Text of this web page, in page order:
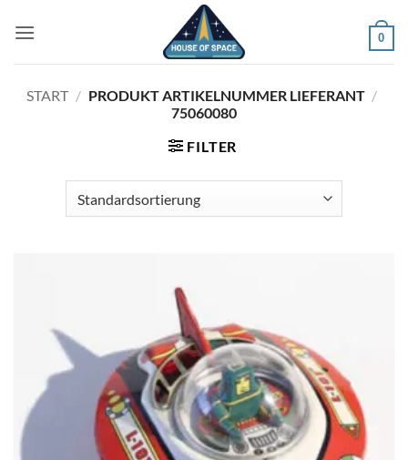
Inhalt
0
START / PRODUKT ARTIKELNUMMER LIEFERANT /
75060080
FILTER